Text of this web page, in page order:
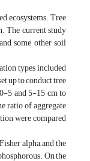
ecosystems. Tree
The current study
some other soil
types included
up to conduct tree
5 and 5-15 cm to
ratio of aggregate
were compared
alpha, and the
On the